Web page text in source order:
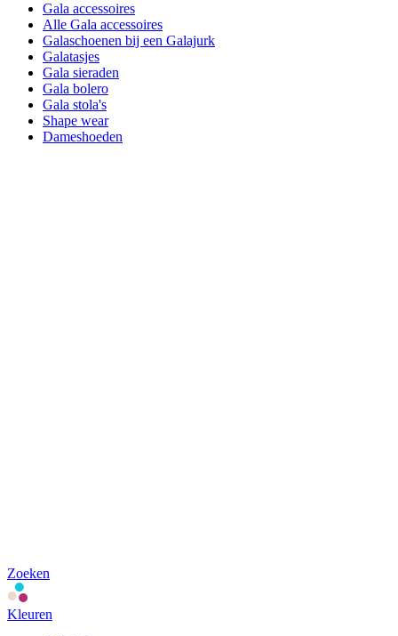
Gala accessoires
Alle Gala accessoires
Galaschoenen bij een Galajurk
Galatasjes
Gala sieraden
Gala bolero
Gala stola's
Shape wear
Dameshoeden
Zoeken
Kleuren